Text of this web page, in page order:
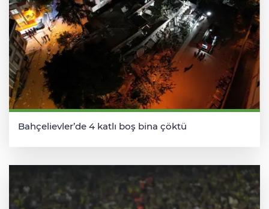
Bahçelievler’de 4 katlı boş bina çöktü